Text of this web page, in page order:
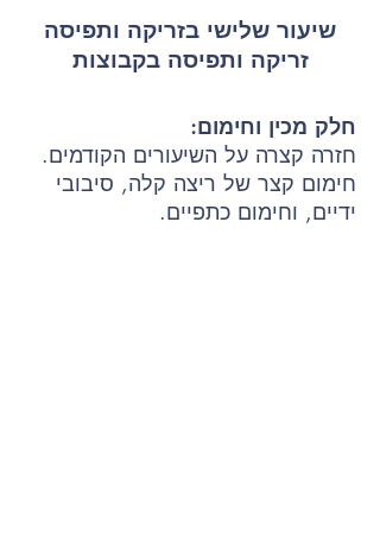
שיעור שלישי בזריקה ותפיסה
זריקה ותפיסה בקבוצות
חלק מכין וחימום:
חזרה קצרה על השיעורים הקודמים.
חימום קצר של ריצה קלה, סיבובי
ידיים, וחימום כתפיים.